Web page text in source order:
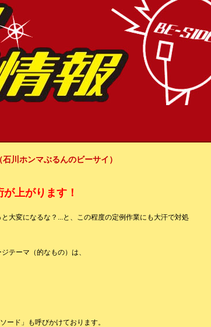
川ホンマぶるんのビーサイ）
上がります！
大変になるな？...と、この程度の定例作業にも大汗で対処
テーマ（的なもの）は、
ード」も呼びかけております。